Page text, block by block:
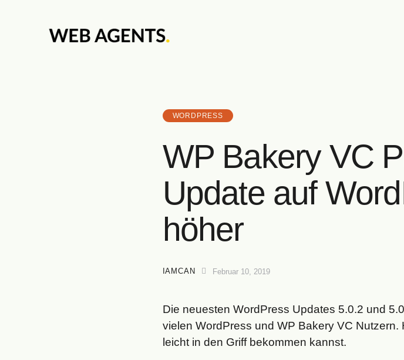
WORDPRESS
WP Bakery VC
Update auf
höher
IAMCAN Februar 10, 2019
Die neuesten WordPress Updates 5.0.2 und
vielen WordPress und WP Bakery VC
leicht in den Griff bekommen kannst.